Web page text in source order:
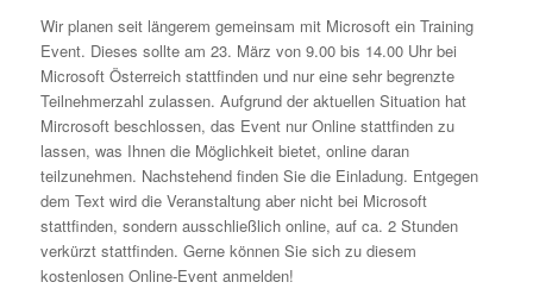
Wir planen seit längerem gemeinsam mit Microsoft ein Training
Event. Dieses sollte am 23. März von 9.00 bis 14.00 Uhr bei
Microsoft Österreich stattfinden und nur eine sehr begrenzte
Teilnehmerzahl zulassen. Aufgrund der aktuellen Situation hat
Mircrosoft beschlossen, das Event nur Online stattfinden zu
lassen, was Ihnen die Möglichkeit bietet, online daran
teilzunehmen. Nachstehend finden Sie die Einladung. Entgegen
dem Text wird die Veranstaltung aber nicht bei Microsoft
stattfinden, sondern ausschließlich online, auf ca. 2 Stunden
verkürzt stattfinden. Gerne können Sie sich zu diesem
kostenlosen Online-Event anmelden!